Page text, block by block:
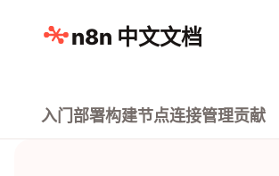
n8n 中文文档
入门部署构建节点连接管理贡献